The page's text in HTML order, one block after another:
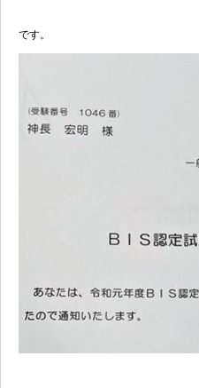
です。